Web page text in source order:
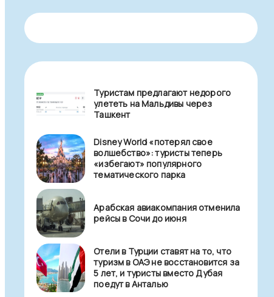
Туристам предлагают недорого
улететь на Мальдивы через
Ташкент
Disney World «потерял свое
волшебство»: туристы теперь
«избегают» популярного
тематического парка
Арабская авиакомпания отменила
рейсы в Сочи до июня
Отели в Турции ставят на то, что
туризм в ОАЭ не восстановится за
5 лет, и туристы вместо Дубая
поедут в Анталью